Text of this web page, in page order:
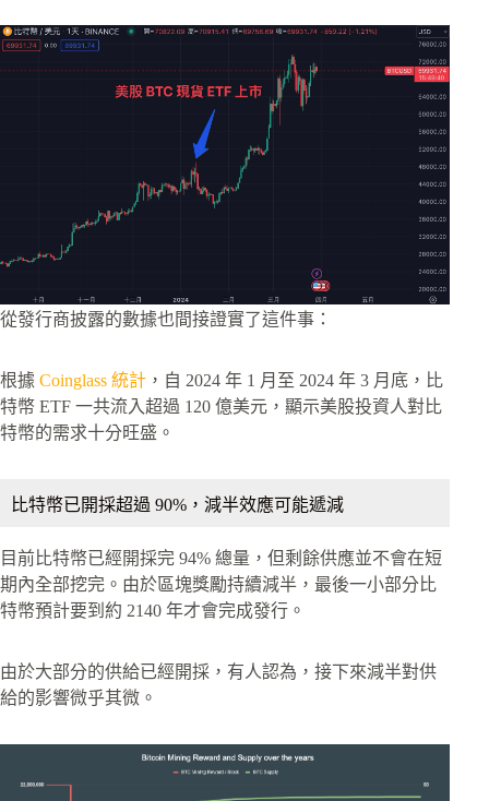
從發行商披露的數據也間接證實了這件事：
根據 Coinglass 統計 ，自 2024 年 1 月至 2024 年 3 月底，比
特幣 ETF 一共流入超過 120 億美元，顯示美股投資人對比
特幣的需求十分旺盛。
比特幣已開採超過 90%，減半效應可能遞減
目前比特幣已經開採完 94% 總量，但剩餘供應並不會在短
期內全部挖完。由於區塊獎勵持續減半，最後一小部分比
特幣預計要到約 2140 年才會完成發行。
由於大部分的供給已經開採，有人認為，接下來減半對供
給的影響微乎其微。